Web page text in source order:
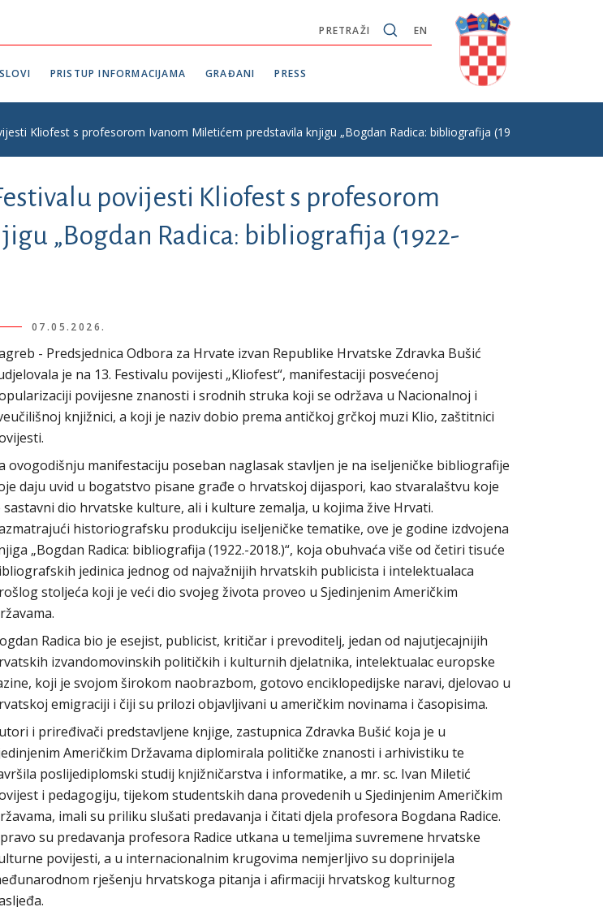
EN
PRETRAŽI
PRISTUP INFORMACIJAMA GRAĐANI PRESS
Kliofest s profesorom Ivanom Miletićem predstavila knjigu „Bogdan Radica: bibliografija (1922-2018.)“
povijesti Kliofest s profesorom
„Bogdan Radica: bibliografija (1922-
07.05.2026.
- Predsjednica Odbora za Hrvate izvan Republike Hrvatske Zdravka Bušić
je na 13. Festivalu povijesti „Kliofest“, manifestaciji posvećenoj
povijesne znanosti i srodnih struka koji se održava u Nacionalnoj i
knjižnici, a koji je naziv dobio prema antičkoj grčkoj muzi Klio, zaštitnici
ovogodišnju manifestaciju poseban naglasak stavljen je na iseljeničke bibliografije
daju uvid u bogatstvo pisane građe o hrvatskoj dijaspori, kao stvaralaštvu koje
sastavni dio hrvatske kulture, ali i kulture zemalja, u kojima žive Hrvati.
historiografsku produkciju iseljeničke tematike, ove je godine izdvojena
„Bogdan Radica: bibliografija (1922.-2018.)“, koja obuhvaća više od četiri tisuće
jedinica jednog od najvažnijih hrvatskih publicista i intelektualaca
stoljeća koji je veći dio svojeg života proveo u Sjedinjenim Američkim
Radica bio je esejist, publicist, kritičar i prevoditelj, jedan od najutjecajnijih
izvandomovinskih političkih i kulturnih djelatnika, intelektualac europske
koji je svojom širokom naobrazbom, gotovo enciklopedijske naravi, djelovao u
emigraciji i čiji su prilozi objavljivani u američkim novinama i časopisima.
i priređivači predstavljene knjige, zastupnica Zdravka Bušić koja je u
Američkim Državama diplomirala političke znanosti i arhivistiku te
poslijediplomski studij knjižničarstva i informatike, a mr. sc. Ivan Miletić
i pedagogiju, tijekom studentskih dana provedenih u Sjedinjenim Američkim
imali su priliku slušati predavanja i čitati djela profesora Bogdana Radice.
su predavanja profesora Radice utkana u temeljima suvremene hrvatske
povijesti, a u internacionalnim krugovima nemjerljivo su doprinijela
rješenju hrvatskoga pitanja i afirmaciji hrvatskog kulturnog